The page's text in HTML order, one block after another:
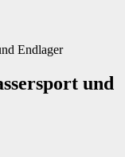
Endlager
und